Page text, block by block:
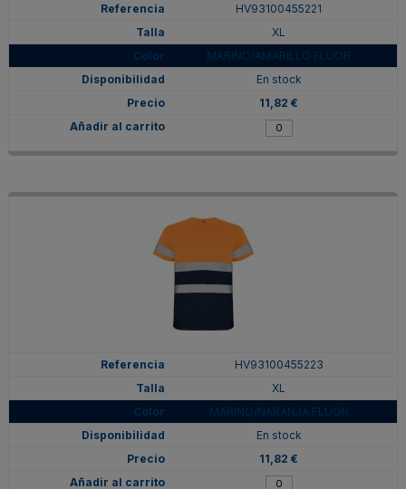
HV93100455221
XL
MARINO/AMARILLO FLUOR
En stock
11,82 €
HV93100455223
XL
MARINO/NARANJA FLUOR
En stock
11,82 €